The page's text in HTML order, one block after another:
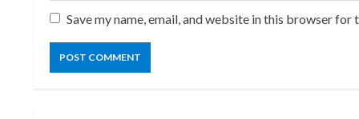
Save my name, email, and website in this browser for